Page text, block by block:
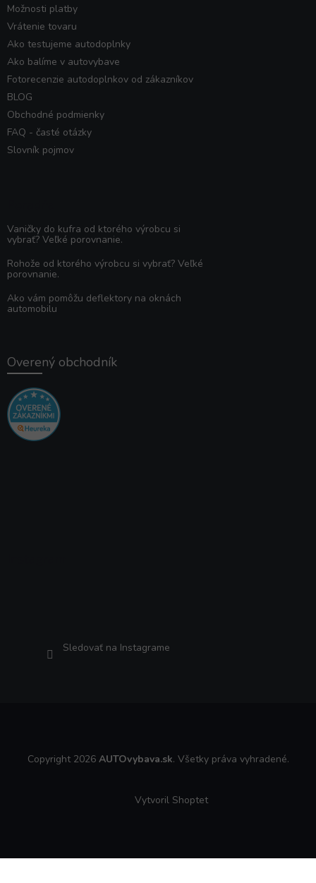
Možnosti platby
Vrátenie tovaru
Ako testujeme autodoplnky
Ako balíme v autovybave
Fotorecenzie autodoplnkov od zákazníkov
BLOG
Obchodné podmienky
FAQ - časté otázky
Slovník pojmov
Vaničky do kufra od ktorého výrobcu si
vybrať? Veľké porovnanie.
Rohože od ktorého výrobcu si vybrať? Veľké
porovnanie.
Ako vám pomôžu deflektory na oknách
automobilu
Overený obchodník
Sledovať na Instagrame
Copyright 2026 AUTOvybava.sk. Všetky práva vyhradené.
Vytvoril Shoptet